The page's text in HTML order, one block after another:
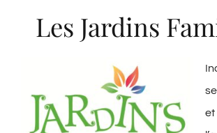
Les Jardins
et